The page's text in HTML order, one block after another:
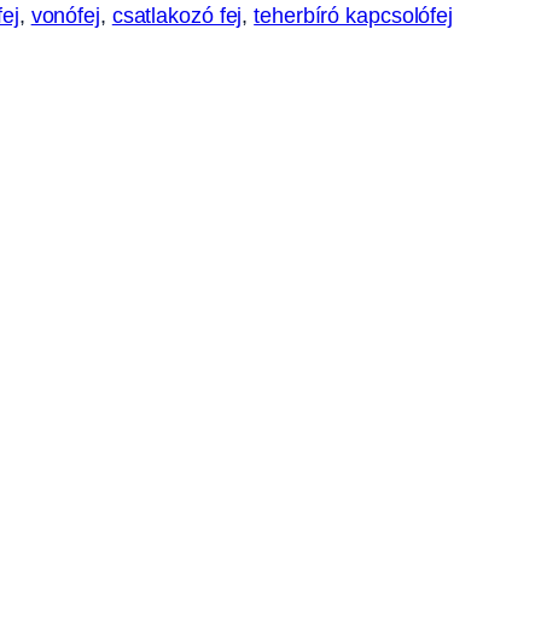
, vonófej, csatlakozó fej, teherbíró kapcsolófej